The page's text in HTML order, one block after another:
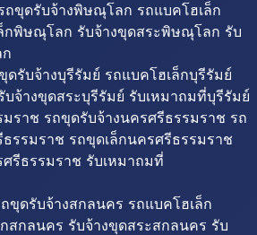
ขุดรับจ้างพิษณุโลก รถแบคโฮเล็ก
พิษณุโลก รับจ้างขุดสระพิษณุโลก รับ
ดรับจ้างบุรีรัมย์ รถแบคโฮเล็กบุรีรัมย์
บจ้างขุดสระบุรีรัมย์ รับเหมาถมที่บุรีรัมย์
ราช รถขุดรับจ้างนครศรีธรรมราช รถ
รรมราช รถขุดเล็กนครศรีธรรมราช
รีธรรมราช รับเหมาถมที่
ขุดรับจ้างสกลนคร รถแบคโฮเล็ก
สกลนคร รับจ้างขุดสระสกลนคร รับ